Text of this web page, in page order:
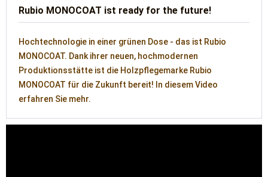
Rubio MONOCOAT ist ready for the future!
Hochtechnologie in einer grünen Dose - das ist Rubio
MONOCOAT. Dank ihrer neuen, hochmodernen
Produktionsstätte ist die Holzpflegemarke Rubio
MONOCOAT für die Zukunft bereit! In diesem Video
erfahren Sie mehr.